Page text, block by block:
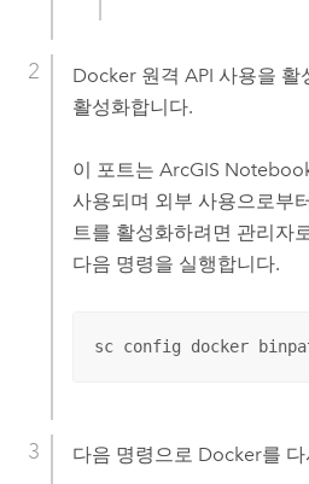
Docker원격 API 사용을 활
활성화합니다.
이 포트는 ArcGIS
사용되며 외부 사용으로부
트를 활성화하려면 관리자
다음 명령을 실행합니다.
sc config docker
다음 명령으로 Docker를